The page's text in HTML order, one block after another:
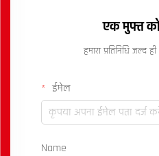
एक मुफ्त
हमारा प्रतिनिधि जल्द
ईमेल
Name